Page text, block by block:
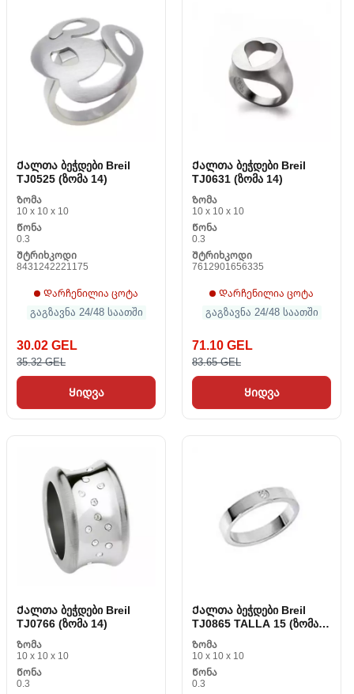
Ქალთა ბეჭდები Breil
TJ0525 (ზომა 14)
Ზომა
10 x 10 x 10
Წონა
0.3
Შტრიხკოდი
8431242221175
Დარჩენილია ცოტა
გაგზავნა 24/48 საათში
30.02 GEL
35.32 GEL
Ყიდვა
Ქალთა ბეჭდები Breil
TJ0631 (ზომა 14)
Ზომა
10 x 10 x 10
Წონა
0.3
Შტრიხკოდი
7612901656335
Დარჩენილია ცოტა
გაგზავნა 24/48 საათში
71.10 GEL
83.65 GEL
Ყიდვა
Ქალთა ბეჭდები Breil
TJ0766 (ზომა 14)
Ზომა
10 x 10 x 10
Წონა
0.3
Ქალთა ბეჭდები Breil
TJ0865 TALLA 15 (ზომა
15)
Ზომა
10 x 10 x 10
Წონა
0.3